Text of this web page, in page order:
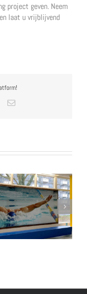
project geven. Neem
laat u vrijblijvend
Pinterest
E-